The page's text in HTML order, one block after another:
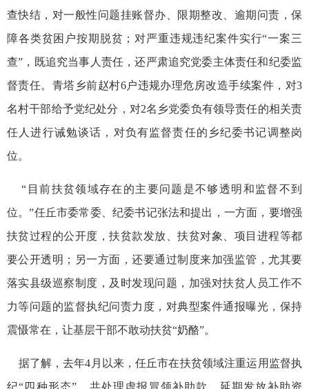
查快结，对一般性问题挂账督办、限期整改、逾期问责，保
障各类贫困户按期脱贫；对严重违规违纪案件实行“一案三
查”，既追究当事人责任，还严肃追究党委主体责任和纪委监
督责任。青塔乡前赵村6户违规办理危房改造手续案件，对3
名村干部给予党纪处分，对2名乡党委负有领导责任的相关责
任人进行诫勉谈话，对负有监督责任的乡纪委书记调整岗
位。
“目前扶贫领域存在的主要问题是不够透明和监督不到
位。”任丘市委常委、纪委书记张法和提出，一方面，要增强
扶贫过程的公开度，扶贫款发放、扶贫对象、项目进程等都
要公开透明；另一方面，还要通过制度来加强监管，尤其要
落实县级巡察制度，及时发现问题，加强对扶贫人员工作不
力等问题的监督执纪问责力度，对典型案件通报曝光，保持
震慑常在，让基层干部不敢动扶贫“奶酪”。
据了解，去年4月以来，任丘市在扶贫领域注重运用监督执
纪“四种形态”，共处理虚报冒领补助款、延期发放补助资